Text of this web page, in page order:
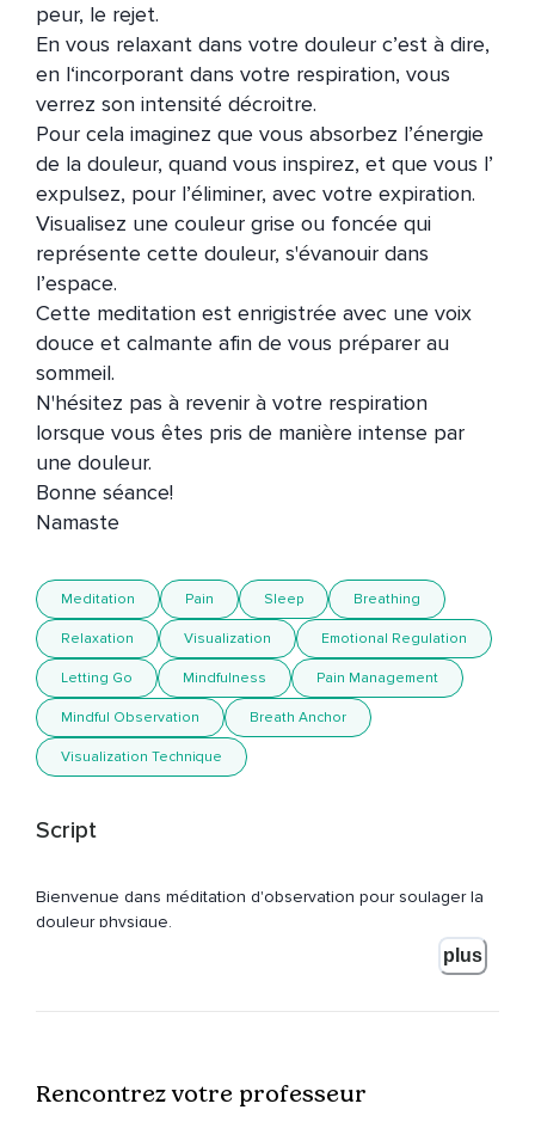
peur, le rejet.
En vous relaxant dans votre douleur c’est à dire,
en l‘incorporant dans votre respiration, vous
verrez son intensité décroitre.
Pour cela imaginez que vous absorbez l’énergie
de la douleur, quand vous inspirez, et que vous l’
expulsez, pour l’éliminer, avec votre expiration.
Visualisez une couleur grise ou foncée qui
représente cette douleur, s'évanouir dans
l’espace.
Cette meditation est enrigistrée avec une voix
douce et calmante afin de vous préparer au
sommeil.
N'hésitez pas à revenir à votre respiration
lorsque vous êtes pris de manière intense par
une douleur.
Bonne séance!
Meditation Pain Sleep Breathing
Relaxation Visualization Emotional Regulation
Letting Go Mindfulness Pain Management
Mindful Observation Breath Anchor
Visualization Technique
Script
Bienvenue dans méditation d'observation pour soulager la
douleur physique.
Puis expirez lentement pour chasser toute tension,
plus
Rencontrez votre professeur